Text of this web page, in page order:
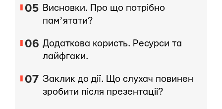
Висновки. Про що потрібно
памʼятати?
Додаткова користь. Ресурси та
лайфгаки.
Заклик до дії. Що слухач повинен
зробити після презентаціі?